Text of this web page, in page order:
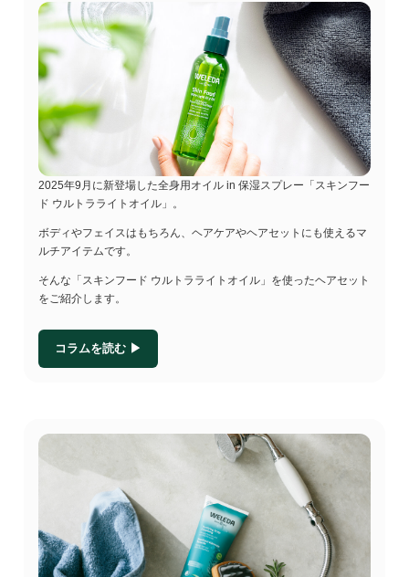
2025年9月に新登場した全身用オイル in 保湿スプレー「スキンフー
ド ウルトラライトオイル」。
ボディやフェイスはもちろん、ヘアケアやヘアセットにも使えるマ
ルチアイテムです。
そんな「スキンフード ウルトラライトオイル」を使ったヘアセット
をご紹介します。
コラムを読む ▶